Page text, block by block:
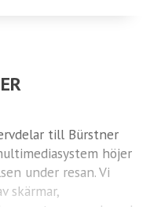
Husbilsuthyrning
till Bürstner
höjer
under resan. Vi
skärmar,